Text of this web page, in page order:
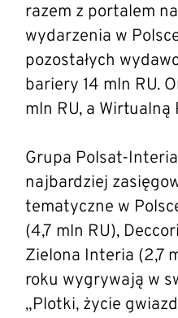
razem z portalem
wydarzenia w
pozostałych
bariery 14 mln RU.
mln RU, a Wirtualną
Grupa Polsat-
najbardziej
tematyczne w
(4,7 mln RU),
Zielona Interia (2,7
roku wygrywają w
„Plotki, życie